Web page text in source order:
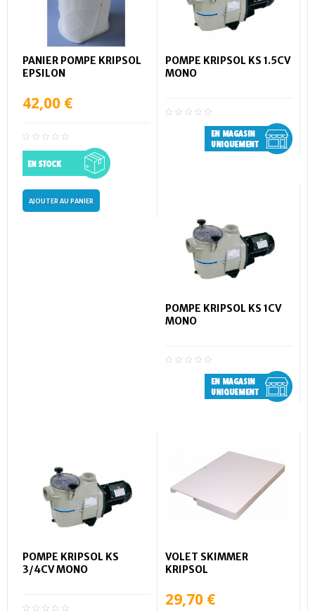
PANIER POMPE KRIPSOL
EPSILON
42,00 €
AJOUTER AU PANIER
POMPE KRIPSOL KS 1.5CV
MONO
POMPE KRIPSOL KS 1CV
MONO
POMPE KRIPSOL KS
3/4CV MONO
VOLET SKIMMER
KRIPSOL
29,70 €